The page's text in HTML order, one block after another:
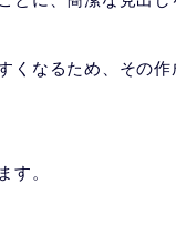
くなるため、その
す。